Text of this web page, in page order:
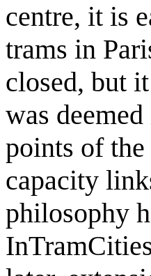
centre, it is
trams in
closed, but
was
points of
capacity
philosophy